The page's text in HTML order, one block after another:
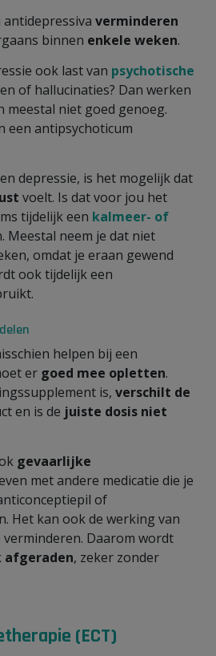
verminderen
binnen enkele weken.
ook last van psychotische
of hallucinaties? Dan werken
meestal niet goed genoeg.
een antipsychoticum
depressie, is het mogelijk dat
voelt. Is dat voor jou het
tijdelijk een kalmeer- of
Meestal neem je dat niet
omdat je eraan gewend
ook tijdelijk een
helpen bij een
er goed mee opletten.
is, verschilt de
en is de juiste dosis niet
gevaarlijke
met andere medicatie die je
of
Het kan ook de werking van
verminderen. Daarom wordt
afgeraden, zeker zonder
(ECT)